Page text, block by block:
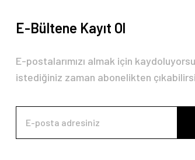
E-Bültene Kayıt Ol
E-postalarımızı almak için
istediğiniz zaman abonelikten